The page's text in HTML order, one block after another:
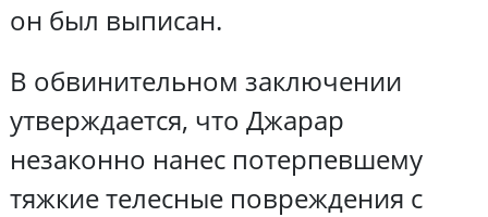
он был выписан.
В обвинительном заключении
утверждается, что Джарар
незаконно нанес потерпевшему
тяжкие телесные повреждения с